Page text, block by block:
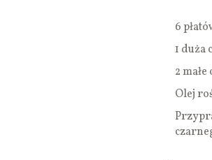
6
1 duża
2
Olej